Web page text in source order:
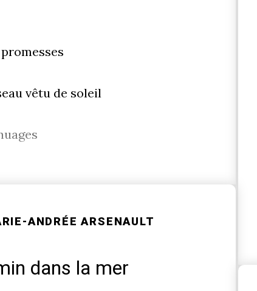
vêtu de soleil
ANDRÉE ARSENAULT
dans la mer